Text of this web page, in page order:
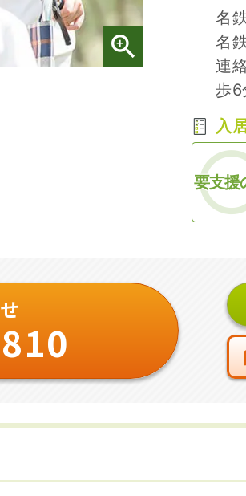
名
名
連
歩6
入
要支援